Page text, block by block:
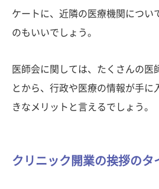
ケートに、近隣の医療機関につい
のもいいでしょう。
医師会に関しては、たくさんの医
とから、行政や医療の情報が手に
きなメリットと言えるでしょう。
クリニック開業の挨拶のタ